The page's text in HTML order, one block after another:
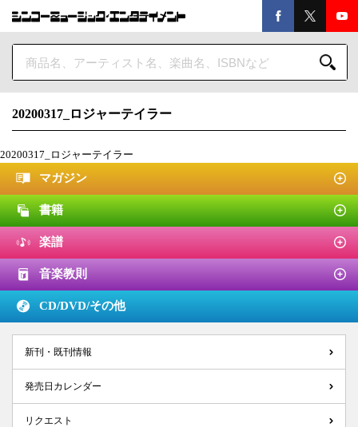
20200317_ロジャーテイラー
20200317_ロジャーテイラー
マガジン
書籍
楽譜
音楽教則
CD/DVD/その他
新刊・既刊情報
発売日カレンダー
リクエスト